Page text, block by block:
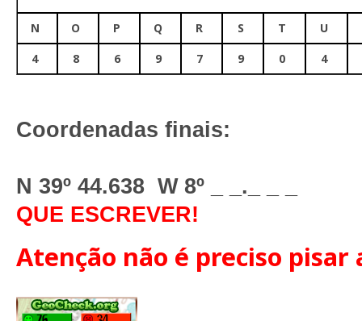
N O P Q R S T
U
4
8 6 9 7 9 0 4
Coordenadas finais:
N 39º 44.638 W 8º _ _._ _ _
QUE ESCREVER!
Atenção não é preciso pisar